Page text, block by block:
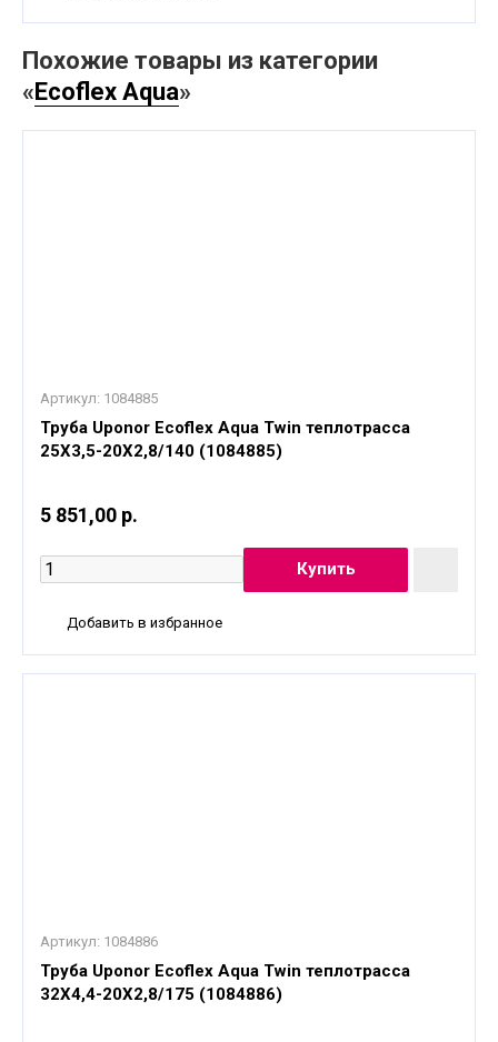
Похожие товары из категории
«Ecoflex Aqua»
Артикул: 1084885
Труба Uponor Ecoflex Aqua Twin теплотрасса
25X3,5-20X2,8/140 (1084885)
5 851,00 р.
Добавить в избранное
Артикул: 1084886
Труба Uponor Ecoflex Aqua Twin теплотрасса
32X4,4-20X2,8/175 (1084886)